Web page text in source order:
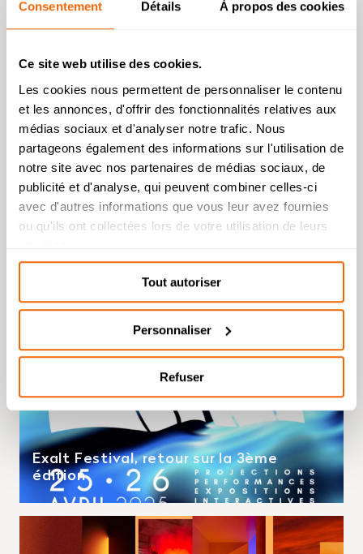
Consentement Détails À propos des cookies
Ce site web utilise des cookies.
Les cookies nous permettent de personnaliser le contenu
et les annonces, d'offrir des fonctionnalités relatives aux
médias sociaux et d'analyser notre trafic. Nous
partageons également des informations sur l'utilisation de
notre site avec nos partenaires de médias sociaux, de
publicité et d'analyse, qui peuvent combiner celles-ci
avec d'autres informations que vous leur avez fournies
ou qu'ils ont collectées lors de votre utilisation de leurs
Tout autoriser
Personnaliser
Refuser
design d’espace
Exalt Festival, retour sur la 3ème
édition
Admission 2026
Bachelor Management Innovation et
Humanités : reprise de l’étude des
dossiers de candidature à partir du 26
août.
Bachelor Design d’Espace et Prépa
étudiés durant l’été.